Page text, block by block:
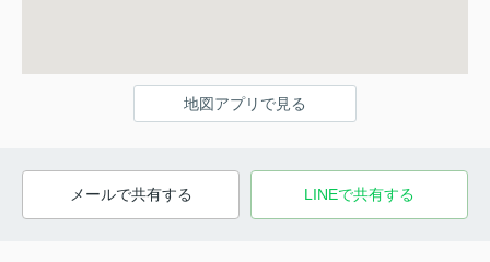
地図アプリで見る
メールで共有する LINEで共有する